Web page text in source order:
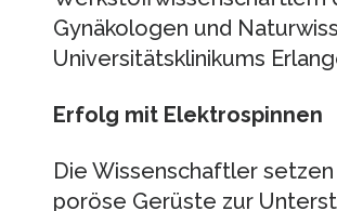
Gynäkologen und
Universitätsklinikums
Erfolg mit Elektrospinnen
Die Wissenschaftler
poröse Gerüste zur